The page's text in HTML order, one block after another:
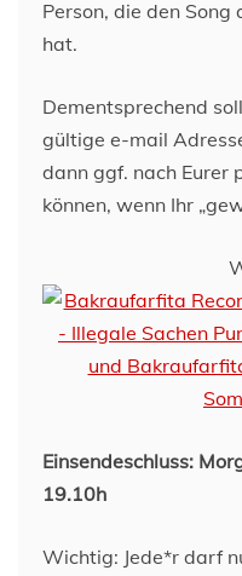
Person, die den
hat.
Dementsprechend
gültige e-mail
dann ggf. nach Eurer
können, wenn Ihr
Einsendeschluss:
19.10h
Wichtig: Jede*r darf